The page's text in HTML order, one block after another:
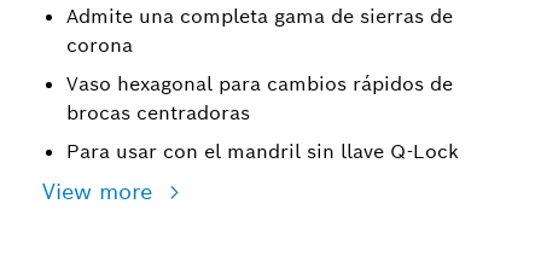
Admite una completa gama de sierras de
corona
Vaso hexagonal para cambios rápidos de
brocas centradoras
Para usar con el mandril sin llave Q-Lock
View more